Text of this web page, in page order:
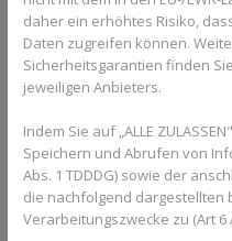
Die klassische feste
Bögen, die direkt auf den
können die Zähne besonders
bei komplexeren
Ein weiterer Vorteil besteht
dauerhaft aktiv ist. Patienten
die Zahnspange ausreichend
Kindern und Jugendlichen
daher ein erhöhtes Risiko,
Daten zugreifen können.
Sicherheitsgarantien finden
jeweiligen Anbieters.
Indem Sie auf „ALLE
Speichern und Abrufen von
Abs. 1 TDDDG) sowie der
die nachfolgend dargestellten
Verarbeitungszwecke zu (Art 6